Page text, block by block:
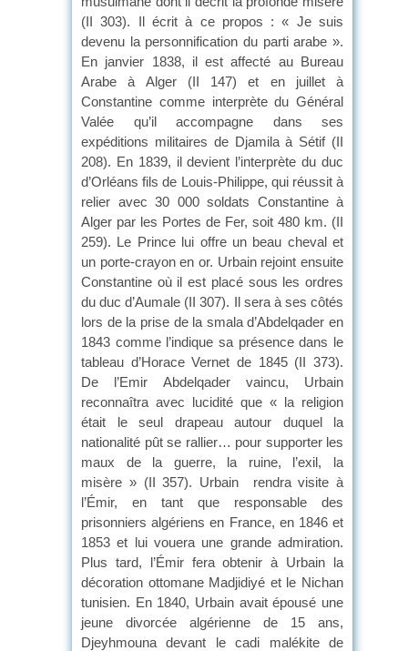
(II 303). Il écrit à ce propos : « Je suis
devenu la personnification du parti arabe ».
En janvier 1838, il est affecté au Bureau
Arabe à Alger (II 147) et en juillet à
Constantine comme interprète du Général
Valée qu’il accompagne dans ses
expéditions militaires de Djamila à Sétif (II
208). En 1839, il devient l’interprète du duc
d’Orléans fils de Louis-Philippe, qui réussit à
relier avec 30 000 soldats Constantine à
Alger par les Portes de Fer, soit 480 km. (II
259). Le Prince lui offre un beau cheval et
un porte-crayon en or. Urbain rejoint ensuite
Constantine où il est placé sous les ordres
du duc d’Aumale (II 307). Il sera à ses côtés
lors de la prise de la smala d’Abdelqader en
1843 comme l’indique sa présence dans le
tableau d’Horace Vernet de 1845 (II 373).
De l’Emir Abdelqader vaincu, Urbain
reconnaîtra avec lucidité que « la religion
était le seul drapeau autour duquel la
nationalité pût se rallier… pour supporter les
maux de la guerre, la ruine, l’exil, la
misère » (II 357). Urbain rendra visite à
l’Émir, en tant que responsable des
prisonniers algériens en France, en 1846 et
1853 et lui vouera une grande admiration.
Plus tard, l’Émir fera obtenir à Urbain la
décoration ottomane Madjidiyé et le Nichan
tunisien. En 1840, Urbain avait épousé une
jeune divorcée algérienne de 15 ans,
Djeyhmouna devant le cadi malékite de